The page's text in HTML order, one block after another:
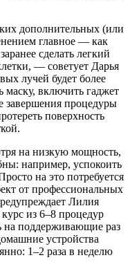
дополнительных (или
главное — как
сделать легкий
— советует Дарья
лучей будет более
маску, включить гаджет
процедуры
поверхность
на низкую мощность,
например, успокоить
на это потребуется
от профессиональных
Лилия
из 6–8 процедур
на поддерживающие раз
устройства
1–2 раза в неделю